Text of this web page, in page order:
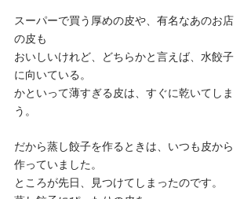
スーパーで買う厚めの皮や、有名なあのお店
の皮も
おいしいけれど、どちらかと言えば、水餃子
に向いている。
かといって薄すぎる皮は、すぐに乾いてしま
う。
だから蒸し餃子を作るときは、いつも皮から
作っていました。
ところが先日、見つけてしまったのです。